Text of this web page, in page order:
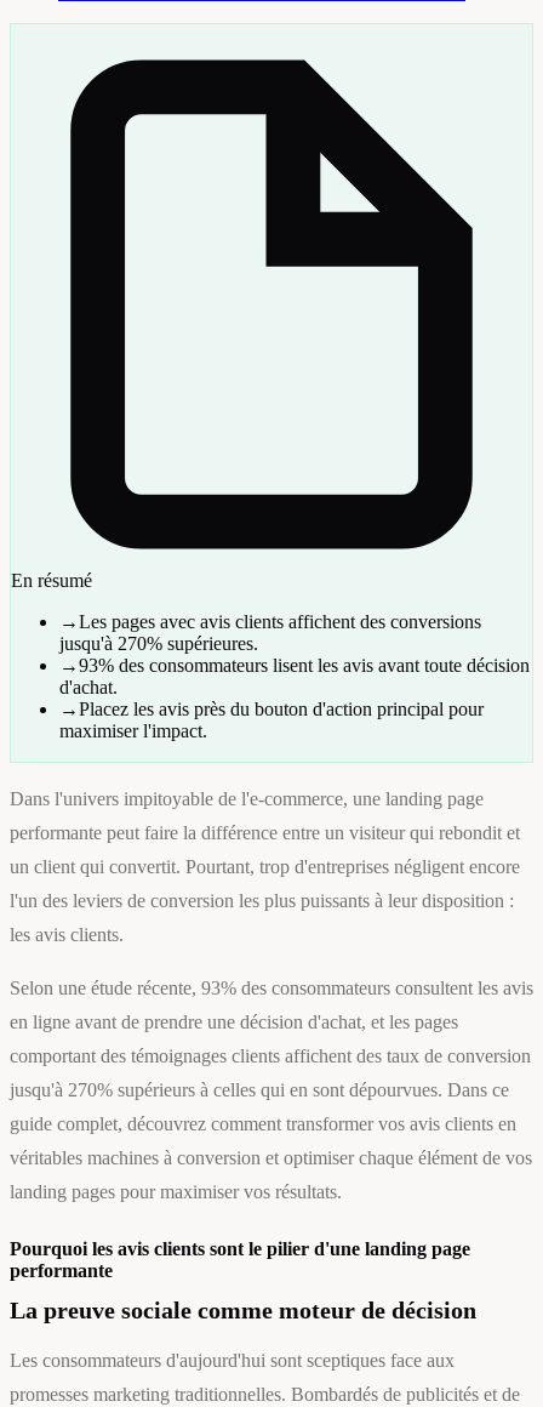
En résumé
→Les pages avec avis clients affichent des conversions
jusqu'à 270% supérieures.
→93% des consommateurs lisent les avis avant toute décision
d'achat.
→Placez les avis près du bouton d'action principal pour
maximiser l'impact.
Dans l'univers impitoyable de l'e-commerce, une landing page
performante peut faire la différence entre un visiteur qui rebondit et
un client qui convertit. Pourtant, trop d'entreprises négligent encore
l'un des leviers de conversion les plus puissants à leur disposition :
les avis clients.
Selon une étude récente, 93% des consommateurs consultent les avis
en ligne avant de prendre une décision d'achat, et les pages
comportant des témoignages clients affichent des taux de conversion
jusqu'à 270% supérieurs à celles qui en sont dépourvues. Dans ce
guide complet, découvrez comment transformer vos avis clients en
véritables machines à conversion et optimiser chaque élément de vos
landing pages pour maximiser vos résultats.
Pourquoi les avis clients sont le pilier d'une landing page
performante
La preuve sociale comme moteur de décision
Les consommateurs d'aujourd'hui sont sceptiques face aux
promesses marketing traditionnelles. Bombardés de publicités et de